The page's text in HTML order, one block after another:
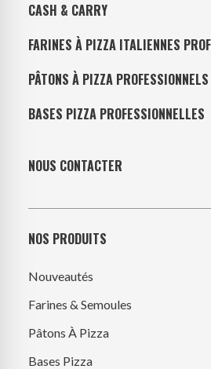
CASH & CARRY
FARINES À PIZZA ITALIENNES
PÂTONS À PIZZA PROFESSIONNELS
BASES PIZZA PROFESSIONNELLES
NOUS CONTACTER
NOS PRODUITS
Nouveautés
Farines & Semoules
Pâtons À Pizza
Bases Pizza